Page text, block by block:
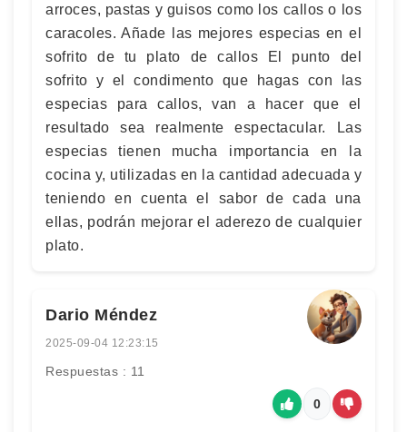
arroces, pastas y guisos como los callos o los
caracoles. Añade las mejores especias en el
sofrito de tu plato de callos El punto del
sofrito y el condimento que hagas con las
especias para callos, van a hacer que el
resultado sea realmente espectacular. Las
especias tienen mucha importancia en la
cocina y, utilizadas en la cantidad adecuada y
teniendo en cuenta el sabor de cada una
ellas, podrán mejorar el aderezo de cualquier
plato.
Dario Méndez
2025-09-04 12:23:15
Respuestas : 11
0